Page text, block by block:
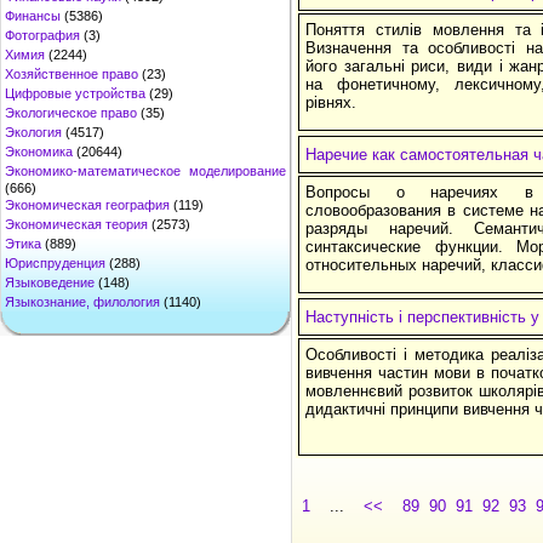
Финансы (5386)
Фотография (3)
Химия (2244)
Хозяйственное право (23)
Цифровые устройства (29)
Экологическое право (35)
Экология (4517)
Экономика (20644)
Экономико-математическое моделирование
(666)
Экономическая география (119)
Экономическая теория (2573)
Этика (889)
Юриспруденция (288)
Языковедение (148)
Языкознание, филология (1140)
Поняття стилів мовлення та
Визначення та особливості
його загальні риси, види і
на фонетичному,
рівнях.
Наречие как самостоятельная
Вопросы о наречиях в
словообразования в системе
разряды наречий.
синтаксические функции.
относительных наречий,
Наступність і
Особливості і методика
вивчення частин мови в
мовленнєвий розвиток
дидактичні принципи вивчення
1... << 89 90 91 92 93